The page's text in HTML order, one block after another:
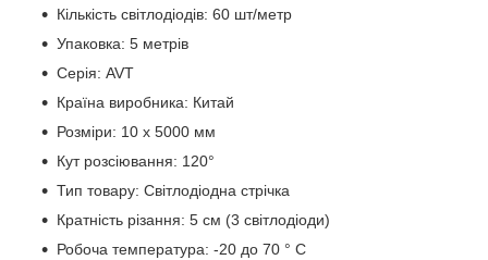
Кількість світлодіодів: 60 шт/метр
Упаковка: 5 метрів
Серія: AVT
Країна виробника: Китай
Розміри: 10 х 5000 мм
Кут розсіювання: 120°
Тип товару: Світлодіодна стрічка
Кратність різання: 5 см (3 світлодіоди)
Робоча температура: -20 до 70 ° С